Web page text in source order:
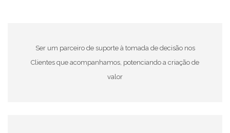
Ser um parceiro de suporte à tomada de decisão nos
Clientes que acompanhamos, potenciando a criação de
valor